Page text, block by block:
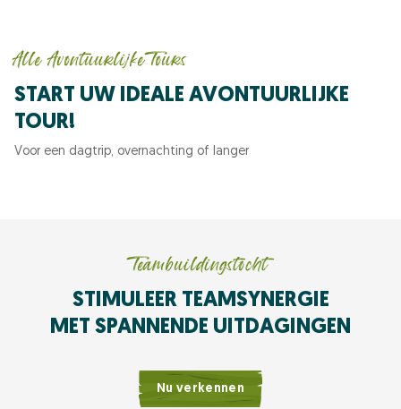
Alle Avontuurlijke Tours
START UW IDEALE AVONTUURLIJKE
TOUR!
Voor een dagtrip, overnachting of langer
Teambuildingstocht
STIMULEER TEAMSYNERGIE
MET SPANNENDE UITDAGINGEN
Nu verkennen